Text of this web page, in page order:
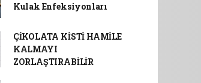
Kulak Enfeksiyonları
ÇİKOLATA KİSTİ HAMİLE
KALMAYI
ZORLAŞTIRABİLİR